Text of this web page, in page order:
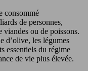
consommé
de personnes,
viandes ou de poissons.
d’olive, les légumes
essentiels du régime
de vie plus élevée.